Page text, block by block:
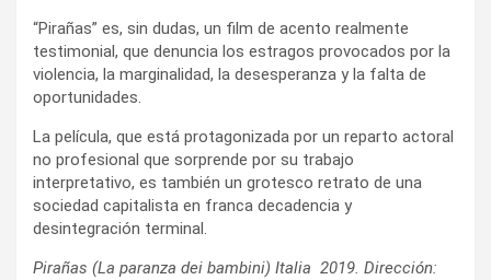
“Pirañas” es, sin dudas, un film de acento realmente
testimonial, que denuncia los estragos provocados por la
violencia, la marginalidad, la desesperanza y la falta de
oportunidades.
La película, que está protagonizada por un reparto actoral
no profesional que sorprende por su trabajo
interpretativo, es también un grotesco retrato de una
sociedad capitalista en franca decadencia y
desintegración terminal.
Pirañas (La paranza dei bambini) Italia 2019. Dirección: